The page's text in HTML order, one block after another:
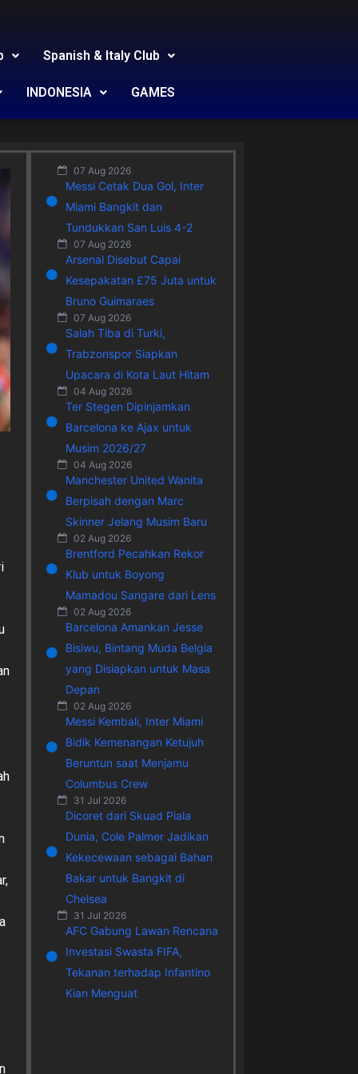
Spanish & Italy Club
INDONESIA GAMES
07 Aug 2026
Messi Cetak Dua Gol, Inter
Miami Bangkit dan
Tundukkan San Luis 4-2
07 Aug 2026
Arsenal Disebut Capai
Kesepakatan £75 Juta untuk
Bruno Guimaraes
07 Aug 2026
Salah Tiba di Turki,
Trabzonspor Siapkan
Upacara di Kota Laut Hitam
04 Aug 2026
Ter Stegen Dipinjamkan
Barcelona ke Ajax untuk
Musim 2026/27
04 Aug 2026
Manchester United Wanita
Berpisah dengan Marc
Skinner Jelang Musim Baru
02 Aug 2026
Brentford Pecahkan Rekor
Klub untuk Boyong
Mamadou Sangare dari Lens
02 Aug 2026
Barcelona Amankan Jesse
Bisiwu, Bintang Muda Belgia
yang Disiapkan untuk Masa
Depan
02 Aug 2026
Messi Kembali, Inter Miami
Bidik Kemenangan Ketujuh
Beruntun saat Menjamu
Columbus Crew
31 Jul 2026
Dicoret dari Skuad Piala
Dunia, Cole Palmer Jadikan
Kekecewaan sebagai Bahan
Bakar untuk Bangkit di
Chelsea
31 Jul 2026
AFC Gabung Lawan Rencana
Investasi Swasta FIFA,
Tekanan terhadap Infantino
Kian Menguat